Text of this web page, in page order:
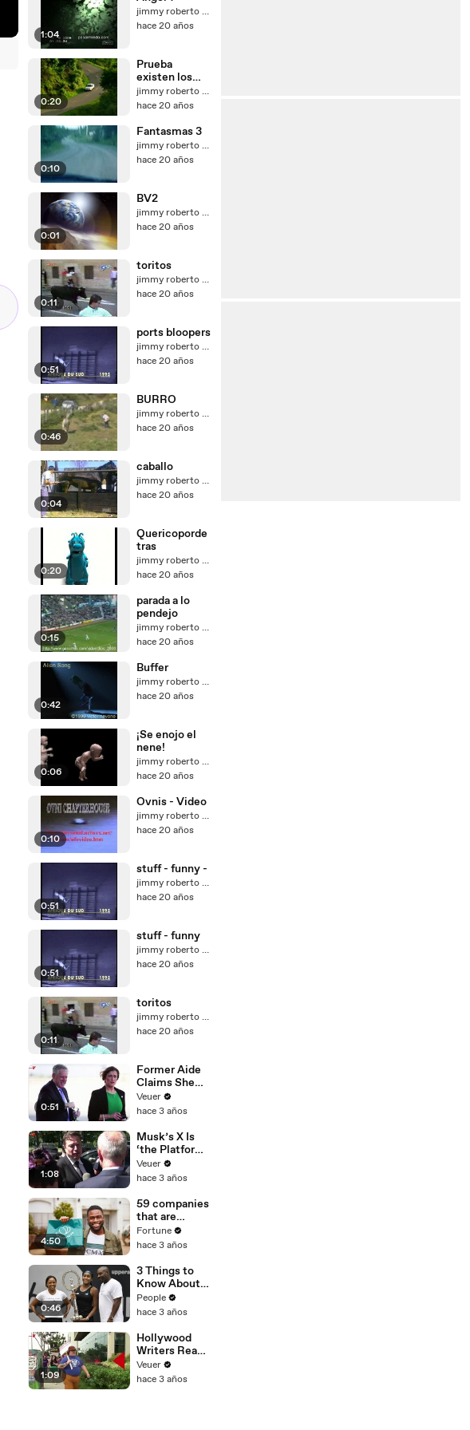
1:04
jimmy roberto perez gutierrez
hace 20 años
0:20
Prueba
existen los
fantasmas
jimmy roberto perez gutierrez
hace 20 años
0:10
Fantasmas 3
jimmy roberto perez gutierrez
hace 20 años
0:01
BV2
jimmy roberto perez gutierrez
hace 20 años
0:11
toritos
jimmy roberto perez gutierrez
hace 20 años
0:51
ports bloopers
jimmy roberto perez gutierrez
hace 20 años
0:46
BURRO
jimmy roberto perez gutierrez
hace 20 años
0:04
caballo
jimmy roberto perez gutierrez
hace 20 años
0:20
Quericoporde
tras
jimmy roberto perez gutierrez
hace 20 años
0:15
parada a lo
pendejo
jimmy roberto perez gutierrez
hace 20 años
0:42
Buffer
jimmy roberto perez gutierrez
hace 20 años
0:06
¡Se enojo el
nene!
jimmy roberto perez gutierrez
hace 20 años
0:10
Ovnis - Video
jimmy roberto perez gutierrez
hace 20 años
0:51
stuff - funny -
jimmy roberto perez gutierrez
hace 20 años
0:51
stuff - funny
jimmy roberto perez gutierrez
hace 20 años
0:11
toritos
jimmy roberto perez gutierrez
hace 20 años
0:51
Former Aide
Claims She
Was Asked to
Make a ‘Hit
Trump
Veuer
hace 3 años
1:08
Musk’s X Is
‘the Platform
With the
Largest Ratio
Misinformatio
n or
Disinformatio
n’ Amongst
All Social
Media
Platforms
Veuer
hace 3 años
4:50
59 companies
that are
changing the
world: From
Chobani
Fortune
hace 3 años
0:46
3 Things to
Know About
Coco Gauff's
Parents
People
hace 3 años
1:09
Hollywood
Writers Reach
‘Tentative
Agreement’
Veuer
hace 3 años